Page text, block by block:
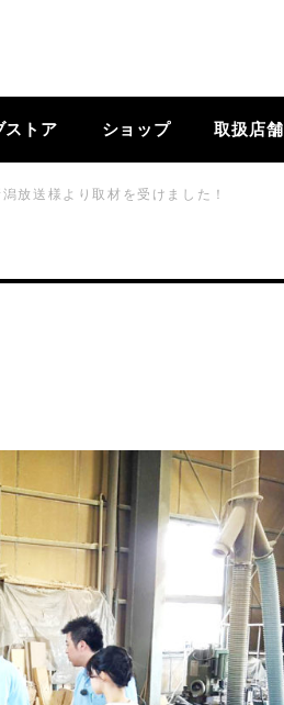
ストア ショップ 取扱店舗
潟放送様より取材を受けました！